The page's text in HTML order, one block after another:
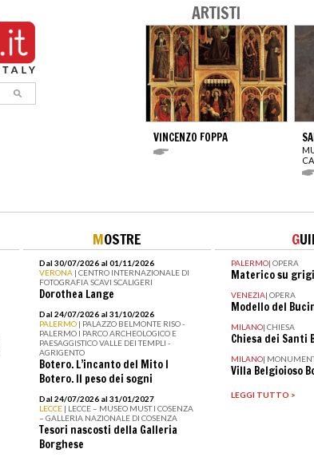
ARTISTI
VINCENZO FOPPA
MOSTRE
Dal 30/07/2026 al 01/11/2026
VERONA | CENTRO INTERNAZIONALE DI
FOTOGRAFIA SCAVI SCALIGERI
Dorothea Lange
Dal 24/07/2026 al 31/10/2026
PALERMO | PALAZZO BELMONTE RISO -
PALERMO I PARCO ARCHEOLOGICO E
PAESAGGISTICO VALLE DEI TEMPLI -
AGRIGENTO
Botero. L’incanto del Mito I
Botero. Il peso dei sogni
Dal 24/07/2026 al 31/01/2027
LECCE | LECCE – MUSEO MUST I COSENZA
– GALLERIA NAZIONALE DI COSENZA
Tesori nascosti della Galleria
Borghese
G
PALERMO| OPERA
Materico su
VENEZIA| OPERA
Modello del
MILANO| CHIESA
Chiesa dei Santi
MILANO|
Villa Belgioioso
LEGGI TUTTO >